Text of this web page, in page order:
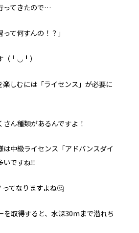
ってきたので…
って何すんの！？」
（╹◡╹）
楽しむには「ライセンス」が必要に
ん種類があるんですよ！
は中級ライセンス「アドバンスダイ
いですね‼️
てなりますよね🤔
を取得すると、水深30mまで潜れち